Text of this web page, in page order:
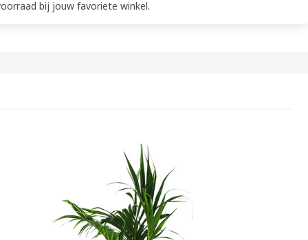
bij jouw favoriete winkel.